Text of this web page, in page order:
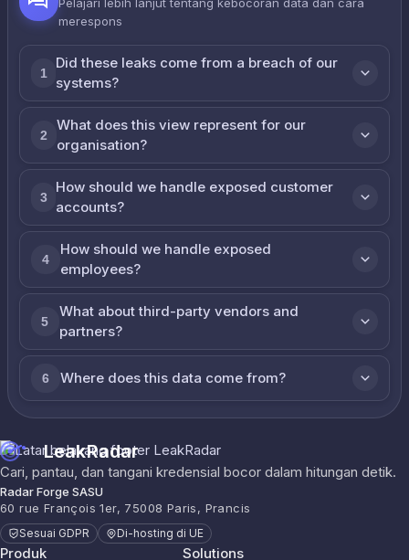
merespons
1
Did these leaks come from a breach of our
systems?
2
What does this view represent for our
organisation?
3
How should we handle exposed customer
accounts?
4
How should we handle exposed
employees?
5
What about third-party vendors and
partners?
6 Where does this data come from?
LeakRadar
Cari, pantau, dan tangani kredensial bocor dalam hitungan detik.
Radar Forge SASU
60 rue François 1er, 75008 Paris, Prancis
Sesuai GDPR Di-hosting di UE
Produk Solutions